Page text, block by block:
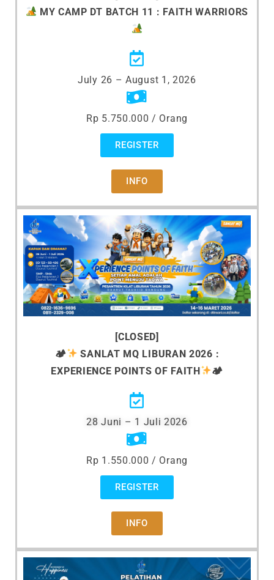
MY CAMP DT BATCH 11 : FAITH WARRIORS
July 26 – August 1, 2026
Rp 5.750.000 / Orang
REGISTER
INFO
[CLOSED]
🏕
SANLAT MQ LIBURAN 2026 :
EXPERIENCE POINTS OF FAITH
🏕
28 Juni – 1 Juli 2026
Rp 1.550.000 / Orang
REGISTER
INFO